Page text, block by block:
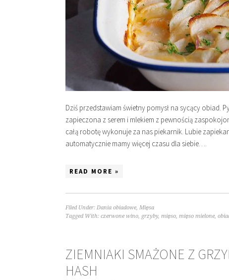
Dziś przedstawiam świetny pomysł na sycący obiad.
zapieczona z serem i mlekiem z pewnością
całą robotę wykonuje za nas piekarnik. Lubie
automatycznie mamy więcej czasu dla siebie….
READ MORE »
Filed Under: Dania obiadowe, Mięsa
Tagged With: czerwone wino, grzyby, mięso, mięso mielone,
ZIEMNIAKI SMAŻONE Z
HASH